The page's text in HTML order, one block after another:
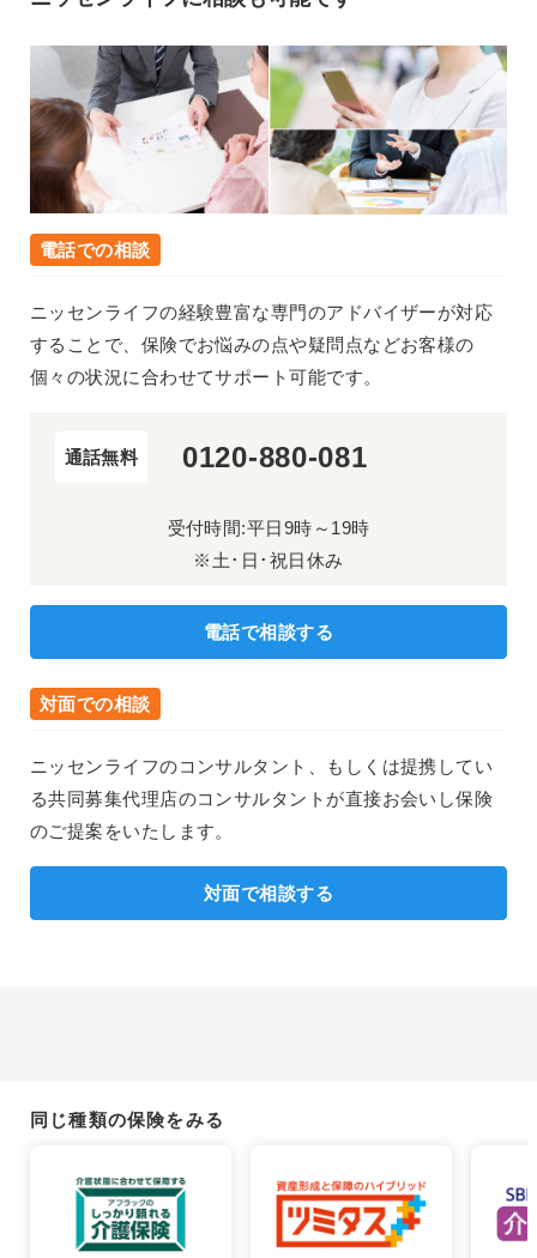
電話での相談
ニッセンライフの経験豊富な専門のアドバイザーが対応
することで、保険でお悩みの点や疑問点などお客様の
個々の状況に合わせてサポート可能です。
通話無料 0120-880-081
受付時間:平日9時～19時
※土･日･祝日休み
電話で相談する
対面での相談
ニッセンライフのコンサルタント、もしくは提携してい
る共同募集代理店のコンサルタントが直接お会いし保険
のご提案をいたします。
対面で相談する
同じ種類の保険をみる